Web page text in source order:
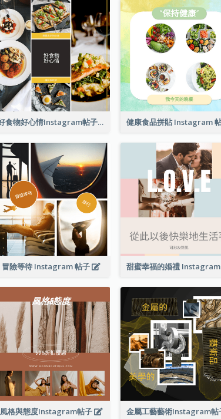
好食物好心情Instagram帖子
冒險等待 Instagram 帖子
風格與態度Instagram帖子